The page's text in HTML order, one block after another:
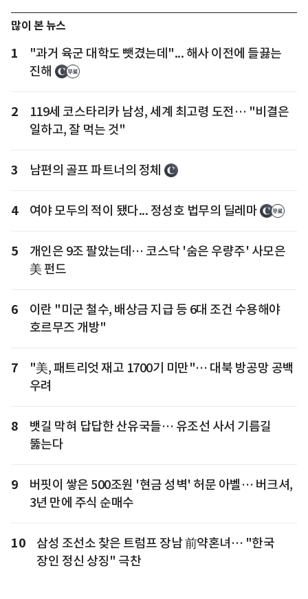
많이 본 뉴스
1
"과거 육군 대학도 뺏겼는데"... 해사 이전에 들끓는
진해
2
119세 코스타리카 남성, 세계 최고령 도전… "비결은
일하고, 잘 먹는 것"
3 남편의 골프 파트너의 정체
4 여야 모두의 적이 됐다... 정성호 법무의 딜레마
5
개인은 9조 팔았는데… 코스닥 '숨은 우량주' 사모은
美 펀드
6
이란 "미군 철수, 배상금 지급 등 6대 조건 수용해야
호르무즈 개방"
7
"美, 패트리엇 재고 1700기 미만"… 대북 방공망 공백
우려
8
뱃길 막혀 답답한 산유국들… 유조선 사서 기름길
뚫는다
9
버핏이 쌓은 500조원 '현금 성벽' 허문 아벨… 버크셔,
3년 만에 주식 순매수
10
삼성 조선소 찾은 트럼프 장남 前약혼녀… "한국
장인 정신 상징" 극찬